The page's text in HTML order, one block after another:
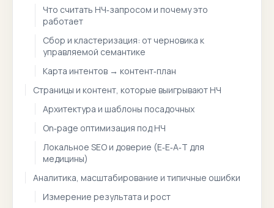
Что считать НЧ‑запросом и почему это
работает
Сбор и кластеризация: от черновика к
управляемой семантике
Карта интентов → контент‑план
Страницы и контент, которые выигрывают НЧ
Архитектура и шаблоны посадочных
On‑page оптимизация под НЧ
Локальное SEO и доверие (E‑E‑A‑T для
медицины)
Аналитика, масштабирование и типичные ошибки
Измерение результата и рост